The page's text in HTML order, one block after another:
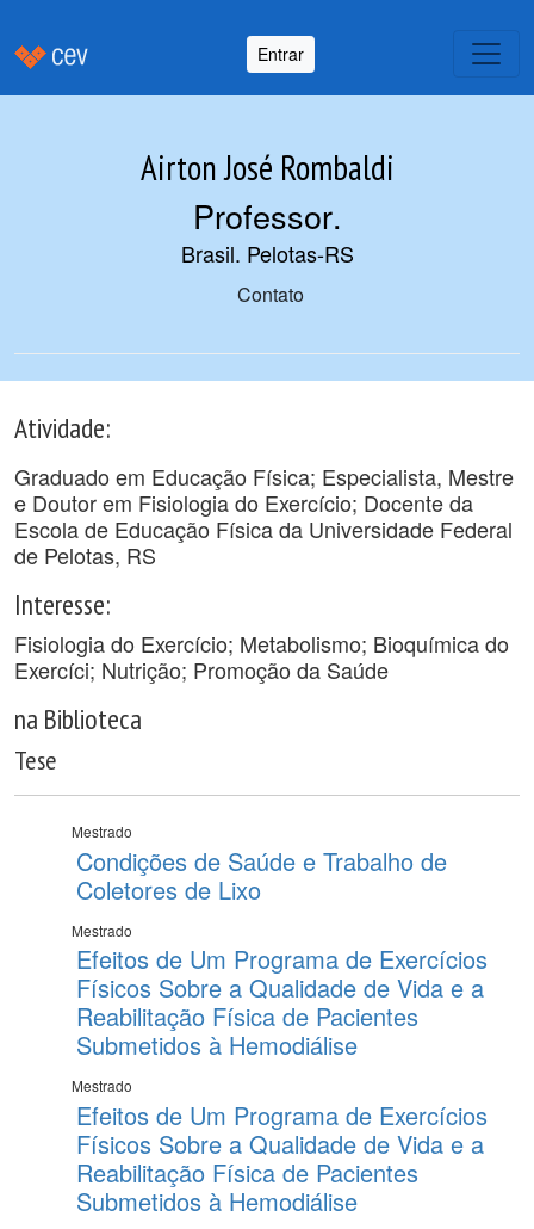
Entrar
Airton José Rombaldi
Professor.
Brasil. Pelotas-RS
Contato
Atividade:
Graduado em Educação Física; Especialista, Mestre
e Doutor em Fisiologia do Exercício; Docente da
Escola de Educação Física da Universidade Federal
de Pelotas, RS
Interesse:
Fisiologia do Exercício; Metabolismo; Bioquímica do
Exercíci; Nutrição; Promoção da Saúde
na Biblioteca
Tese
Mestrado
Condições de Saúde e Trabalho de
Coletores de Lixo
Mestrado
Efeitos de Um Programa de Exercícios
Físicos Sobre a Qualidade de Vida e a
Reabilitação Física de Pacientes
Submetidos à Hemodiálise
Mestrado
Efeitos de Um Programa de Exercícios
Físicos Sobre a Qualidade de Vida e a
Reabilitação Física de Pacientes
Submetidos à Hemodiálise